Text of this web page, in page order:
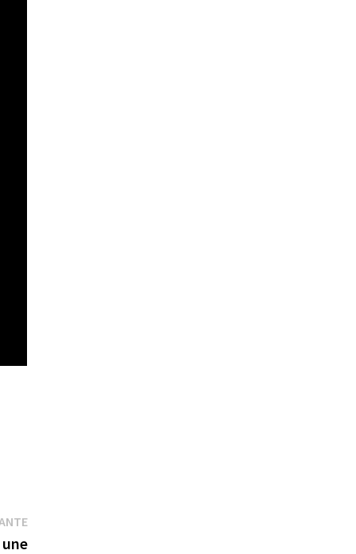
Publication
suivante :